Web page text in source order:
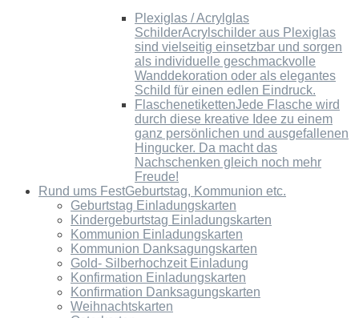
Plexiglas / Acrylglas
SchilderAcrylschilder aus Plexiglas
sind vielseitig einsetzbar und sorgen
als individuelle geschmackvolle
Wanddekoration oder als elegantes
Schild für einen edlen Eindruck.
FlaschenetikettenJede Flasche wird
durch diese kreative Idee zu einem
ganz persönlichen und ausgefallenen
Hingucker. Da macht das
Nachschenken gleich noch mehr
Freude!
Rund ums FestGeburtstag, Kommunion etc.
Geburtstag Einladungskarten
Kindergeburtstag Einladungskarten
Kommunion Einladungskarten
Kommunion Danksagungskarten
Gold- Silberhochzeit Einladung
Konfirmation Einladungskarten
Konfirmation Danksagungskarten
Weihnachtskarten